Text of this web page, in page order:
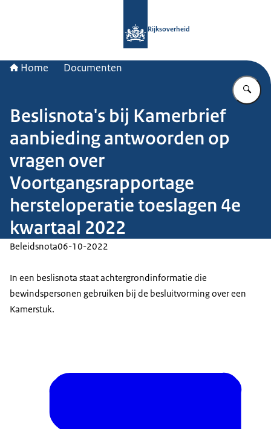
Rijksoverheid
Home Documenten
Beslisnota's bij Kamerbrief
aanbieding antwoorden op
vragen over
Voortgangsrapportage
hersteloperatie toeslagen 4e
kwartaal 2022
Beleidsnota06-10-2022
In een beslisnota staat achtergrondinformatie die
bewindspersonen gebruiken bij de besluitvorming over een
Kamerstuk.